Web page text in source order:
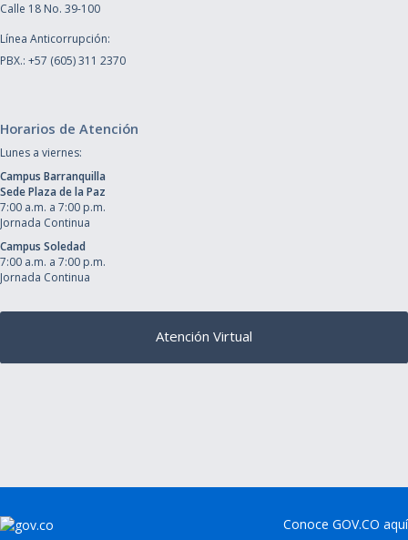
Calle 18 No. 39-100
Línea Anticorrupción:
PBX.: +57 (605) 311 2370
Horarios de Atención
Lunes a viernes:
Campus Barranquilla
Sede Plaza de la Paz
7:00 a.m. a 7:00 p.m.
Jornada Continua
Campus Soledad
7:00 a.m. a 7:00 p.m.
Jornada Continua
Atención Virtual
Conoce GOV.CO aquí